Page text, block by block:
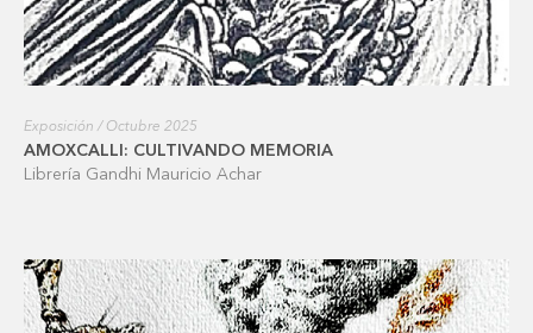
Exposición / Octubre 2025
AMOXCALLI: CULTIVANDO MEMORIA
Librería Gandhi Mauricio Achar